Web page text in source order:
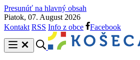
Presunúť na hlavný obsah
Piatok, 07. August 2026
Kontakt RSS Info z obce Facebook